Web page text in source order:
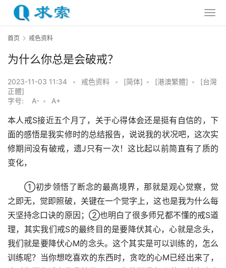
首页 戒色资料
为什么你总是会破戒？
2023-11-03 11:34 • 戒色资料 • [简体] • [港澳繁體] •
[台灣
正體]
字号:
A- • A+
本人戒S接近五个月了，关于心得体会还是挺有自信的，下
面的感悟是我实修时的总结报告，说说我的状况吧，这次实
修期间没有破戒，遗J只有一次！这比起以前简直有了质的
变化，
①初步领悟了断念的最高境界，那就是观心觉察，觉
之即无，觉即照破，关键在一个觉字上，这也是我为什么每
天坚持念口诀的原因；②也明白了很多师兄都不懂的戒S道
理，其实我们戒S的最终目的是要降伏其心，心就是念头，
我们就是要降伏心M的念头。这个其实是可以训练的，怎么
训练呢？当你想吃喜欢的东西时，贪吃的心M已经出来了，